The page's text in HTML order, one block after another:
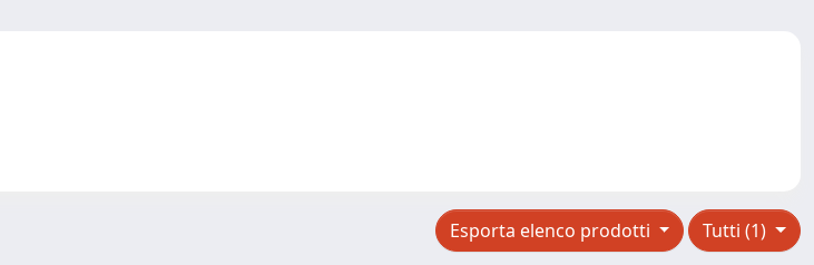
Tutti (1)
Esporta elenco prodotti